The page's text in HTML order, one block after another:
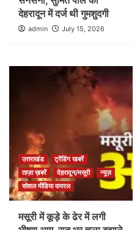
देहरादून में दर्ज थी गुमशुदगी
admin July 15, 2026
उत्तराखंड
ट्रेंडिंग खबरें
ताज़ा ख़बरें
देहरादून/मसूरी
न्यूज़
सोशल मीडिया वायरल
मसूरी में कूड़े के ढेर में लगी